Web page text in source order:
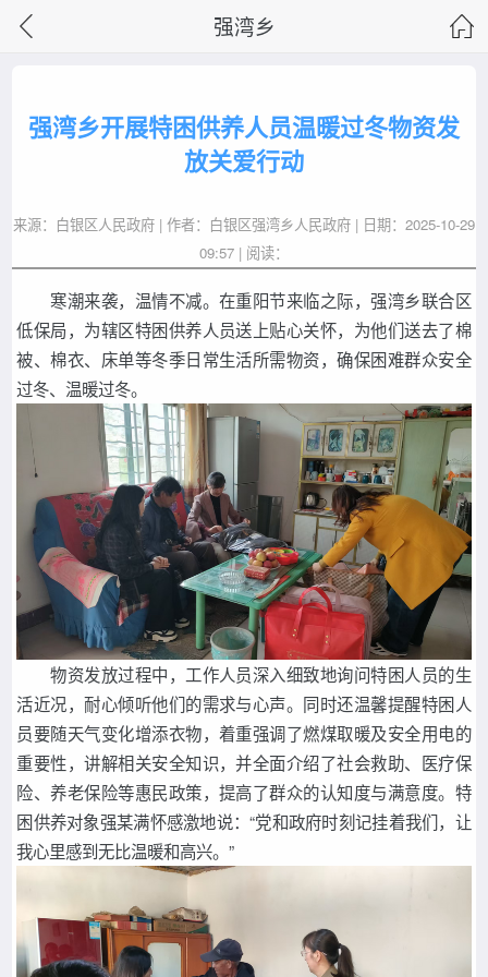
强湾乡
强湾乡开展特困供养人员温暖过冬物资发
放关爱行动
来源：白银区人民政府 | 作者：白银区强湾乡人民政府 | 日期：2025-10-29
09:57 | 阅读：
寒潮来袭，温情不减。在重阳节来临之际，强湾乡联合区
低保局，为辖区特困供养人员送上贴心关怀，为他们送去了棉
被、棉衣、床单等冬季日常生活所需物资，确保困难群众安全
过冬、温暖过冬。
物资发放过程中，工作人员深入细致地询问特困人员的生
活近况，耐心倾听他们的需求与心声。同时还温馨提醒特困人
员要随天气变化增添衣物，着重强调了燃煤取暖及安全用电的
重要性，讲解相关安全知识，并全面介绍了社会救助、医疗保
险、养老保险等惠民政策，提高了群众的认知度与满意度。特
困供养对象强某满怀感激地说：“党和政府时刻记挂着我们，让
我心里感到无比温暖和高兴。”